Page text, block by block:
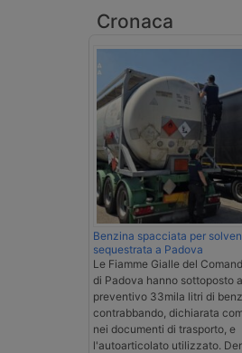
Cronaca
Benzina spacciata per
sequestrata a Padova
Le Fiamme Gialle del
di Padova hanno sottoposto
preventivo 33mila litri di
contrabbando, dichiarata
nei documenti di trasporto, e
l'autoarticolato utilizzato.